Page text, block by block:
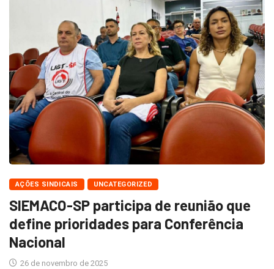
AÇÕES SINDICAIS UNCATEGORIZED
SIEMACO-SP participa de reunião que
define prioridades para Conferência
Nacional
26 de novembro de 2025